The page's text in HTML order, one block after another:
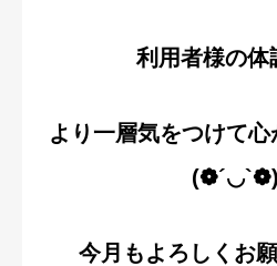
利用者様の体
より一層気をつけて
(❁´◡`❁)
今月もよろしくお